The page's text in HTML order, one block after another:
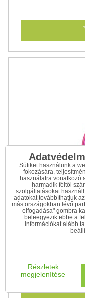
Peppa Pig
Sütiket használunk a
fokozására,
használatra vonatkozó
harmadik féltől
szolgáltatásokat
adatokat továbbíthatjuk
más országokban lévő
elfogadása" gombra
beleegyezik ebbe a
információkat alább
Részletek
megjelenítése